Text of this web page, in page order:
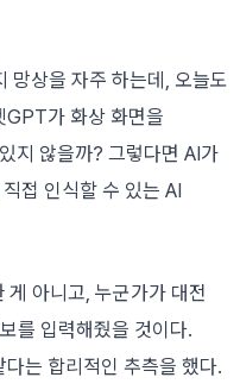
망상을 자주 하는데, 오늘도
GPT가 화상 화면을
지 않을까? 그렇다면 AI가
접 인식할 수 있는 AI
아니고, 누군가가 대전
를 입력해줬을 것이다.
는 합리적인 추측을 했다.